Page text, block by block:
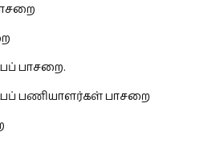
பாசறை.
பணியாளர்கள் பாசறை